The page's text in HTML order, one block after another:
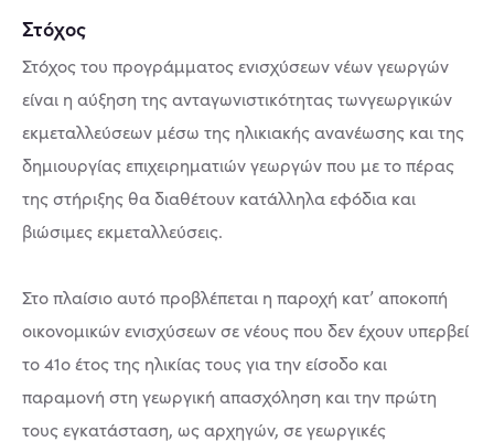
Στόχος
Στόχος του προγράμματος ενισχύσεων νέων γεωργών
είναι η αύξηση της ανταγωνιστικότητας τωνγεωργικών
εκμεταλλεύσεων μέσω της ηλικιακής ανανέωσης και της
δημιουργίας επιχειρηματιών γεωργών που με το πέρας
της στήριξης θα διαθέτουν κατάλληλα εφόδια και
βιώσιμες εκμεταλλεύσεις.
Στο πλαίσιο αυτό προβλέπεται η παροχή κατ’ αποκοπή
οικονομικών ενισχύσεων σε νέους που δεν έχουν υπερβεί
το 41ο έτος της ηλικίας τους για την είσοδο και
παραμονή στη γεωργική απασχόληση και την πρώτη
τους εγκατάσταση, ως αρχηγών, σε γεωργικές